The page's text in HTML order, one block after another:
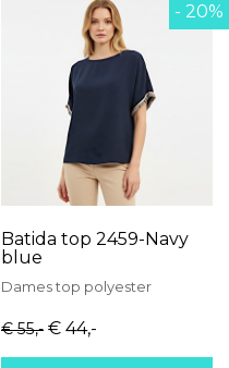
- 20%
Batida top 2459-Navy
blue
Damestop polyester
€ 55,- € 44,-